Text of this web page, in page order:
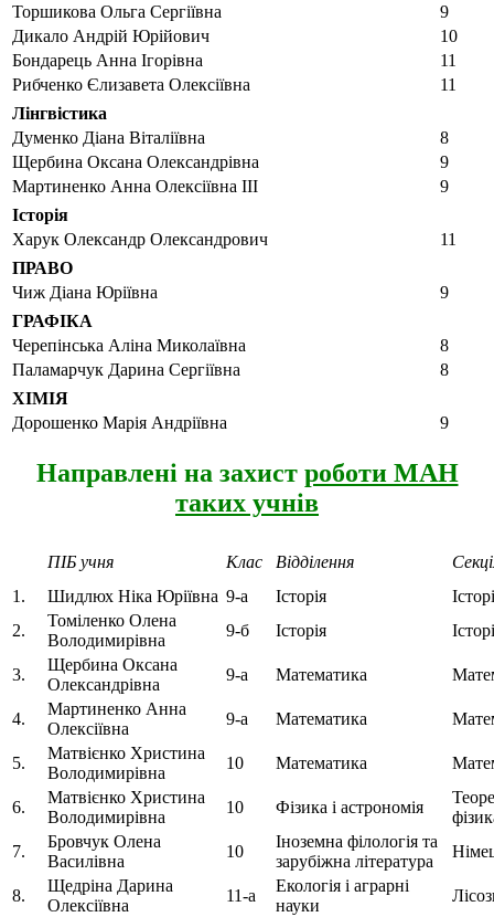
Торшикова Ольга Сергіївна
9
Дикало Андрій Юрійович
10
Бондарець Анна Ігорівна
11
Рибченко Єлизавета Олексіївна
11
Лінгвістика
Думенко Діана Віталіївна
8
Щербина Оксана Олександрівна
9
Мартиненко Анна Олексіївна ІІІ
9
Історія
Харук Олександр Олександрович
11
ПРАВО
Чиж Діана Юріївна
9
ГРАФІКА
Черепінська Аліна Миколаївна
8
Паламарчук Дарина Сергіївна
8
ХІМІЯ
Дорошенко Марія Андріївна
9
Направлені на захист роботи МАН
таких учнів
ПІБ учня Клас Відділення
1.
Шидлюх Ніка Юріївна 9-а Історія
2.
Томіленко Олена
Володимирівна
9-б Історія
3.
Щербина Оксана
Олександрівна
9-а Математика
4.
Мартиненко Анна
Олексіївна
9-а Математика
5.
Матвієнко Христина
Володимирівна
10 Математика
6.
Матвієнко Христина
Володимирівна
10 Фізика і астрономія
7.
Бровчук Олена
Василівна
10
Іноземна філологія та
зарубіжна література
8.
Щедріна Дарина
Олексіївна
11-а
Екологія і аграрні
науки